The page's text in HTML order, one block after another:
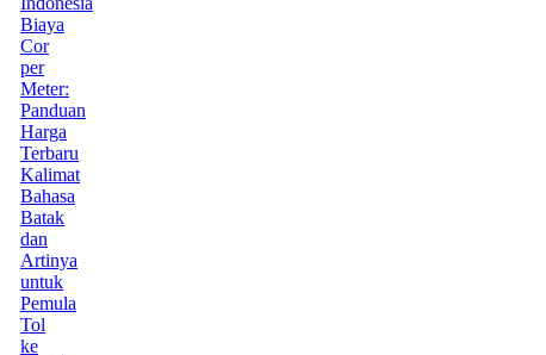
Biaya
Cor
per
Meter:
Panduan
Harga
Terbaru
Kalimat
Bahasa
Batak
dan
Artinya
untuk
Pemula
Tol
ke